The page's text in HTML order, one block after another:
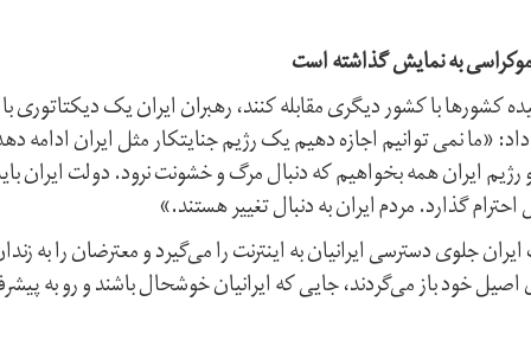
به نمایش گذاشته است
با کشور دیگری مقابله کنند، رهبران ایران یک دیکتاتوری
«ما نمی توانیم اجازه دهیم یک رژیم جنایتکار مثل ایران ادامه
ایران همه بخواهیم که دنبال مرگ و خشونت نرود. دولت ایران
گذارد. مردم ایران به دنبال تغییر هستند.»
جلوی دسترسی ایرانیان به اینترنت را می‌گیرد و معترضان را به
خود باز می‌گردند، جایی که ایرانیان خوشحال باشند و رو به